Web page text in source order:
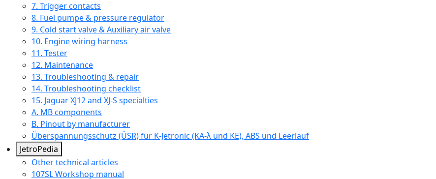
7. Trigger contacts
8. Fuel pumpe & pressure regulator
9. Cold start valve & Auxiliary air valve
10. Engine wiring harness
11. Tester
12. Maintenance
13. Troubleshooting & repair
14. Troubleshooting checklist
15. Jaguar XJ12 and XJ-S specialties
A. MB components
B. Pinout by manufacturer
Überspannungsschutz (ÜSR) für K-Jetronic (KA-λ und KE), ABS und Leerlauf
JetroPedia
Other technical articles
107SL Workshop manual